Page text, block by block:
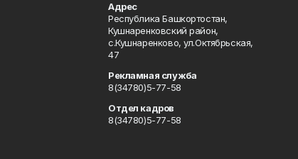
Адрес
Республика Башкортостан,
Кушнаренковский район,
с.Кушнаренково, ул.Октябрьская,
47
Рекламная служба
8(34780)5-77-58
Отдел кадров
8(34780)5-77-58